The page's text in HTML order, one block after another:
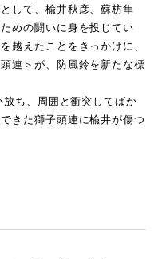
して、楡井秋彦、蘇枋隼
めの闘いに身を投じてい
越えたことをきっかけに、
連＞が、防風鈴を新たな標
放ち、周囲と衝突してばか
きた獅子頭連に楡井が傷つ